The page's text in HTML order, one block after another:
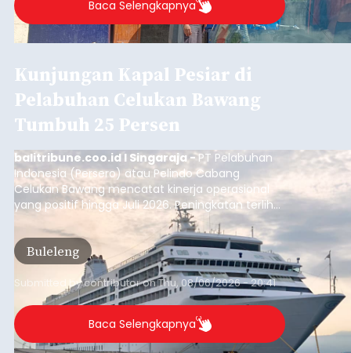
Baca Selengkapnya
Kunjungan Kapal Pesiar di
Pelabuhan Celukan Bawang
Tumbuh 25 Persen
balitribune.coo.id I Singaraja -PT Pelabuhan
Indonesia (Persero) atau Pelindo Cabang
Celukan Bawang mencatat kinerja operasional
yang positif hingga Juli 2026. Peningkatan terlihat
dari arus kapal yang mencapai 1,48 juta Gross
Tonnage (GT), atau tumbuh 12,4 persen
dibandingkan periode yang sama tahun lalu
yang tercatat sebesar 1,32 juta GT.
Buleleng
Submitted bycontributoronThu, 08/06/2026 - 20:41
Baca Selengkapnya